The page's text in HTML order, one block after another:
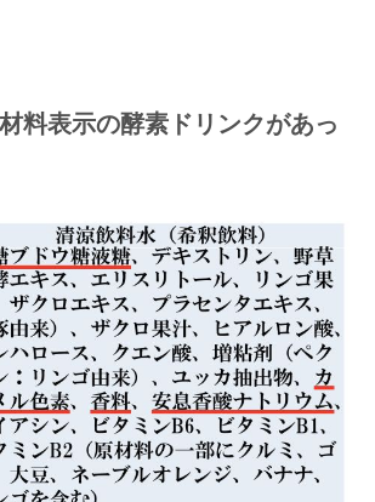
料表示の酵素ドリンクがあっ